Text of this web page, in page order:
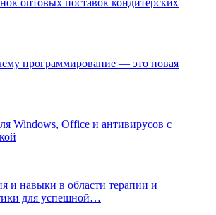
оптовых поставок кондитерских
программирование — это новая
Windows, Office и антивирусов с
и навыки в области терапии и
для успешной…